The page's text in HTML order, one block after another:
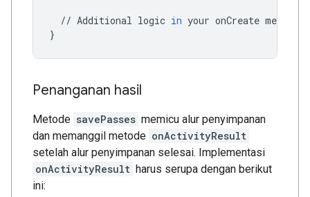
// Additional logic in your onCreate method
}
Penanganan hasil
Metode savePasses memicu alur penyimpanan
dan memanggil metode onActivityResult
setelah alur penyimpanan selesai. Implementasi
onActivityResult harus serupa dengan berikut
ini: